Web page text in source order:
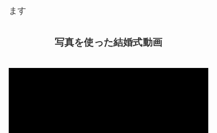
ます
写真を使った結婚式動画